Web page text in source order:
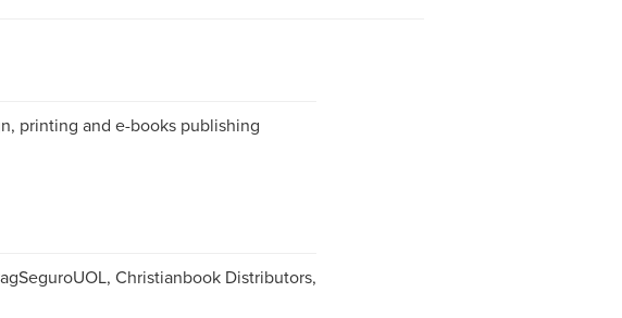
printing and e-books publishing
Christianbook Distributors,